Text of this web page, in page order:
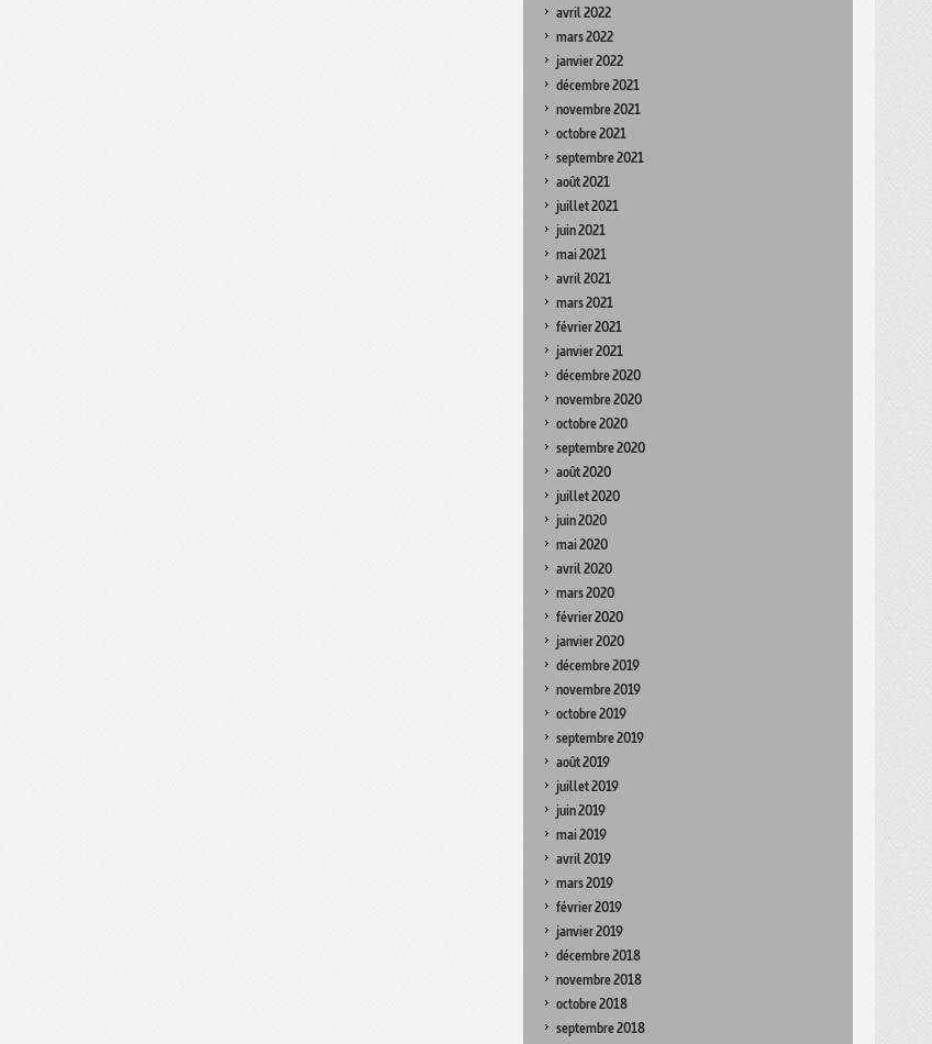
avril 2022
mars 2022
janvier 2022
décembre 2021
novembre 2021
octobre 2021
septembre 2021
août 2021
juillet 2021
juin 2021
mai 2021
avril 2021
mars 2021
février 2021
janvier 2021
décembre 2020
novembre 2020
octobre 2020
septembre 2020
août 2020
juillet 2020
juin 2020
mai 2020
avril 2020
mars 2020
février 2020
janvier 2020
décembre 2019
novembre 2019
octobre 2019
septembre 2019
août 2019
juillet 2019
juin 2019
mai 2019
avril 2019
mars 2019
février 2019
janvier 2019
décembre 2018
novembre 2018
octobre 2018
septembre 2018